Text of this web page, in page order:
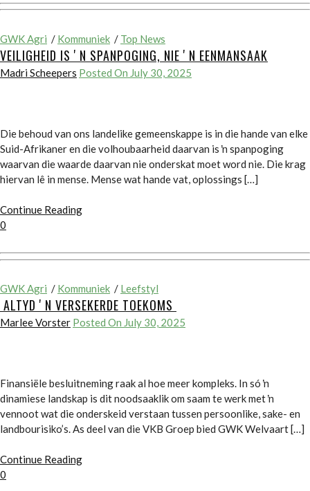
GWK Agri / Kommuniek / Top News
VEILIGHEID IS ʼN SPANPOGING, NIE ʼN EENMANSAAK
Madri Scheepers Posted On July 30, 2025
Die behoud van ons landelike gemeenskappe is in die hande van elke
Suid-Afrikaner en die volhoubaarheid daarvan is ŉ spanpoging
waarvan die waarde daarvan nie onderskat moet word nie. Die krag
hiervan lê in mense. Mense wat hande vat, oplossings […]
Continue Reading
0
GWK Agri / Kommuniek / Leefstyl
ALTYD ʼN VERSEKERDE TOEKOMS
Marlee Vorster Posted On July 30, 2025
Finansiële besluitneming raak al hoe meer kompleks. In só ŉ
dinamiese landskap is dit noodsaaklik om saam te werk met ŉ
vennoot wat die onderskeid verstaan tussen persoonlike, sake- en
landbourisiko’s. As deel van die VKB Groep bied GWK Welvaart […]
Continue Reading
0